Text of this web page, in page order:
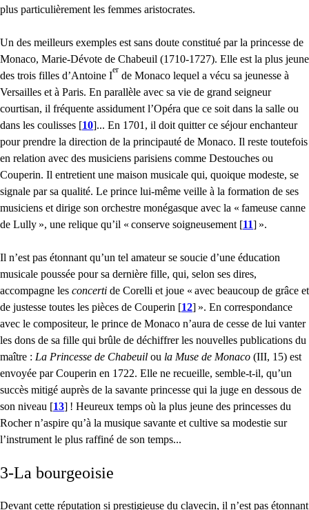
plus particulièrement les femmes aristocrates.
Un des meilleurs exemples est sans doute constitué par la princesse de
Monaco, Marie-Dévote de Chabeuil (1710-1727). Elle est la plus jeune
des trois filles d’Antoine I
er
de Monaco lequel a vécu sa jeunesse à
Versailles et à Paris. En parallèle avec sa vie de grand seigneur
courtisan, il fréquente assidument l’Opéra que ce soit dans la salle ou
dans les coulisses [10]... En 1701, il doit quitter ce séjour enchanteur
pour prendre la direction de la principauté de Monaco. Il reste toutefois
en relation avec des musiciens parisiens comme Destouches ou
Couperin. Il entretient une maison musicale qui, quoique modeste, se
signale par sa qualité. Le prince lui-même veille à la formation de ses
musiciens et dirige son orchestre monégasque avec la « fameuse canne
de Lully », une relique qu’il « conserve soigneusement [11] ».
Il n’est pas étonnant qu’un tel amateur se soucie d’une éducation
musicale poussée pour sa dernière fille, qui, selon ses dires,
accompagne les concerti de Corelli et joue « avec beaucoup de grâce et
de justesse toutes les pièces de Couperin [12] ». En correspondance
avec le compositeur, le prince de Monaco n’aura de cesse de lui vanter
les dons de sa fille qui brûle de déchiffrer les nouvelles publications du
maître : La Princesse de Chabeuil ou la Muse de Monaco (III, 15) est
envoyée par Couperin en 1722. Elle ne recueille, semble-t-il, qu’un
succès mitigé auprès de la savante princesse qui la juge en dessous de
son niveau [13] ! Heureux temps où la plus jeune des princesses du
Rocher n’aspire qu’à la musique savante et cultive sa modestie sur
l’instrument le plus raffiné de son temps...
3-La bourgeoisie
Devant cette réputation si prestigieuse du clavecin, il n’est pas étonnant